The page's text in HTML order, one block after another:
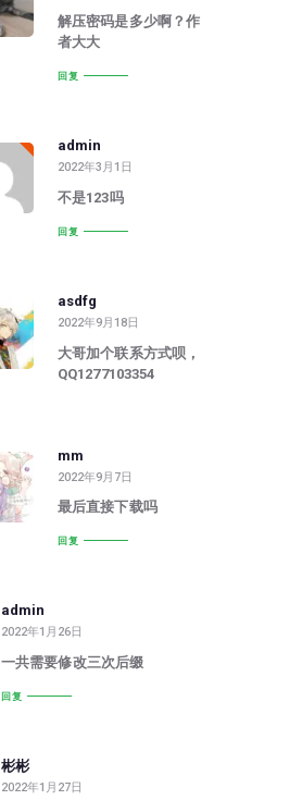
解压密码是多少啊？作
者大大
回复
admin
2022年3月1日
不是123吗
回复
asdfg
2022年9月18日
大哥加个联系方式呗，
QQ1277103354
mm
2022年9月7日
最后直接下载吗
回复
admin
2022年1月26日
一共需要修改三次后缀
回复
彬彬
2022年1月27日